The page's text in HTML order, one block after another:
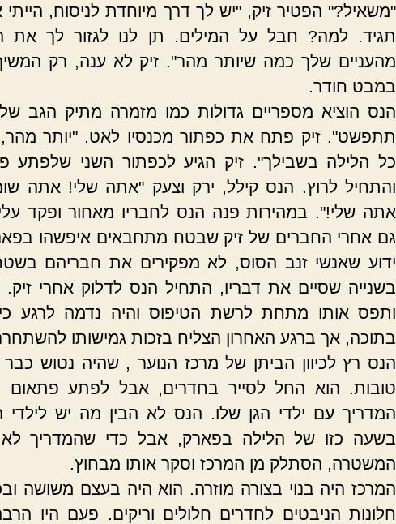
"משאיל?" הפטיר זיק, "יש לך דרך מיוחדת לניסוח,
תגיד. למה? חבל על המילים. תן לנו לגזור לך את
מהעניים שלך כמה שיותר מהר". זיק לא ענה, רק
במבט חודר.
הנס הוציא מספריים גדולות כמו מזמרה מתיק הגב
תתפשט". זיק פתח את כפתור מכנסיו לאט. "יותר מהר,
כל הלילה בשבילך". זיק הגיע לכפתור השני שלפתע
והתחיל לרוץ. הנס קילל, ירק וצעק "אתה שלי! אתה
אתה שלי!". במהירות פנה הנס לחבריו מאחור ופקד
גם אחרי החברים של זיק שבטח מתחבאים איפשהו
ידוע שאנשי זנב הסוס, לא מפקירים את חבריהם בשטח
בשנייה שסיים את דבריו, התחיל הנס לדלוק אחרי
ותפס אותו מתחת לרשת הטיפוס והיה נדמה לרגע
בתוכה, אך ברגע האחרון הצליח בזכות גמישותו
הנס רץ לכיוון הביתן של מרכז הנוער , שהיה נטוש
טובות. הוא החל לסייר בחדרים, אבל לפתע פתאום
המדריך עם ילדי הגן שלו. הנס לא הבין מה יש לילדי
בשעה כזו של הלילה בפארק, אבל כדי שהמדריך לא
המשטרה, הסתלק מן המרכז וסקר אותו מבחוץ.
המרכז היה בנוי בצורה מוזרה. הוא היה בעצם משושה
חלונות הניבטים לחדרים חלולים וריקים. פעם היו